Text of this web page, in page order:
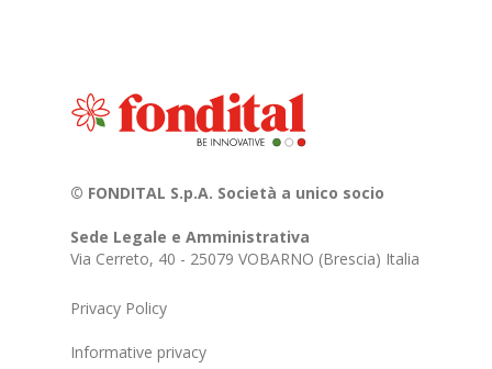
© FONDITAL S.p.A. Società a unico socio
Sede Legale e Amministrativa
Via Cerreto, 40 - 25079 VOBARNO (Brescia) Italia
Privacy Policy
Informative privacy